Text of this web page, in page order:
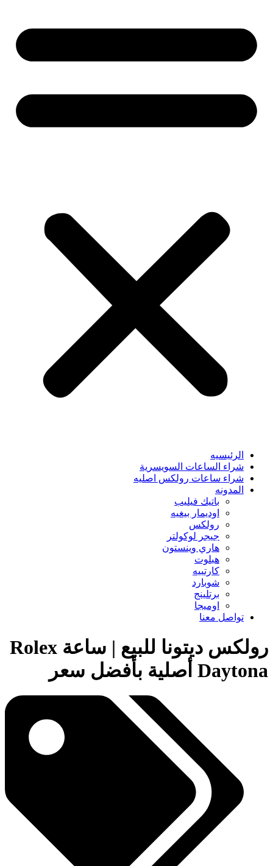
الرئيسيه
شراء الساعات السويسرية
شراء ساعات رولكس اصليه
المدونه
باتيك فيليب
اوديمار بيغيه
رولكس
جيجر لوكولتر
هاري وينستون
هبلوت
كارتييه
شوبارد
برتلينج
اوميجا
تواصل معنا
رولكس ديتونا للبيع | ساعة Rolex
Daytona أصلية بأفضل سعر